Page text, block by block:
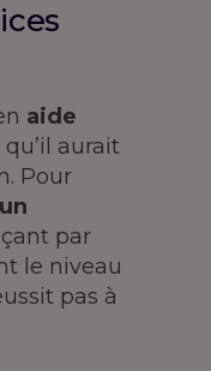
aide
aurait
Pour
par
le niveau
pas à